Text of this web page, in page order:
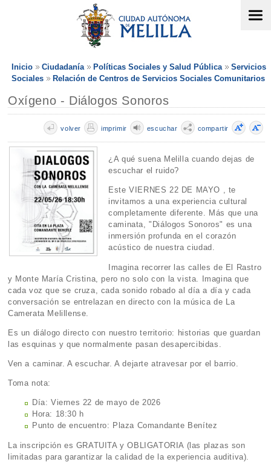
Inicio Ciudadanía Políticas Sociales y Salud Pública
Servicios
Sociales
Relación de Centros de Servicios Sociales Comunitarios
Oxígeno - Diálogos Sonoros
compartir
escuchar
imprimir
volver
¿A qué suena Melilla cuando dejas de
escuchar el ruido?
Este VIERNES 22 DE MAYO , te
invitamos a una experiencia cultural
completamente diferente. Más que una
caminata, "Diálogos Sonoros" es una
inmersión profunda en el corazón
acústico de nuestra ciudad.
Imagina recorrer las calles de El Rastro
y Monte María Cristina, pero no solo con la vista. Imagina que
cada voz que se cruza, cada sonido robado al día a día y cada
conversación se entrelazan en directo con la música de La
Camerata Melillense.
Es un diálogo directo con nuestro territorio: historias que guardan
las esquinas y que normalmente pasan desapercibidas.
Ven a caminar. A escuchar. A dejarte atravesar por el barrio.
Toma nota:
Día: Viernes 22 de mayo de 2026
Hora: 18:30 h
Punto de encuentro: Plaza Comandante Benítez
La inscripción es GRATUITA y OBLIGATORIA (las plazas son
limitadas para garantizar la calidad de la experiencia auditiva).